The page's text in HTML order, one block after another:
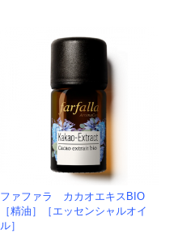
ファファラ カカオエキスBIO
［精油］［エッセンシャルオイ
ル］